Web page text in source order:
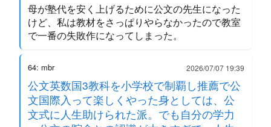
母が塾代を安く上げるために公文の先生になった
けど、私は教材をさっぱりやらなかったので教室
で一番の失敗作になってしまった。
64: mbr 2026/07/07 19:39
公文英数国3教科を小学校で制覇し推薦で公
文国際入って楽しくやった身としては、公
文式に人生助けられた派。でも自分の学力